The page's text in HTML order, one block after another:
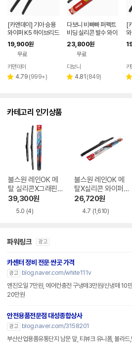
[카앤데이] 기아 승용
와이퍼 K5 하이브리드
TF 전면세트, 1개
19,900원
무료
페이
카앤데이
별 4.79 리
(999+)
다보니 비빠빠 퍼펙트
비딩 실리콘 발수 와이
퍼 하이브리드 운전석
조수석 세트
23,800원
무료
다보니
별 4.81 리
(849)
[
카
별
카테고리 인기상품
불스원 레인OK 메
탈 실리콘X그래핀
발수코팅 하이브리
드 와이퍼 350mm
세트
39,300원
5.0 (4)
불스원 레인OK 메
탈X실리콘 와이퍼
650mm 세트
26,720원
4.7 (1,610)
파워링크 광고
카센터 정비 전문 싼곳 가격
광고
blog.naver.com/white111v
엔진오일 7만원, 에어컨충전 구냉매3만원/신냉매 10
20만원
안전용품전문점 대성종합상사
광고
blog.naver.com/3158201
부산산업용품유통단지 남문 앞, 티뷰크 유니폼, 볼라